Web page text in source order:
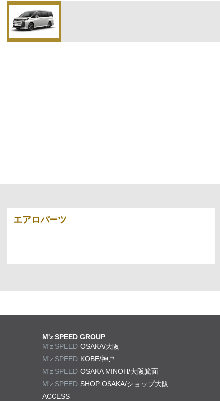
エアロパーツ
M'z SPEED GROUP
M'z SPEED OSAKA/大阪
M'z SPEED KOBE/神戸
M'z SPEED OSAKA MINOH/大阪箕面
M'z SPEED SHOP OSAKA/ショップ大阪
ACCESS